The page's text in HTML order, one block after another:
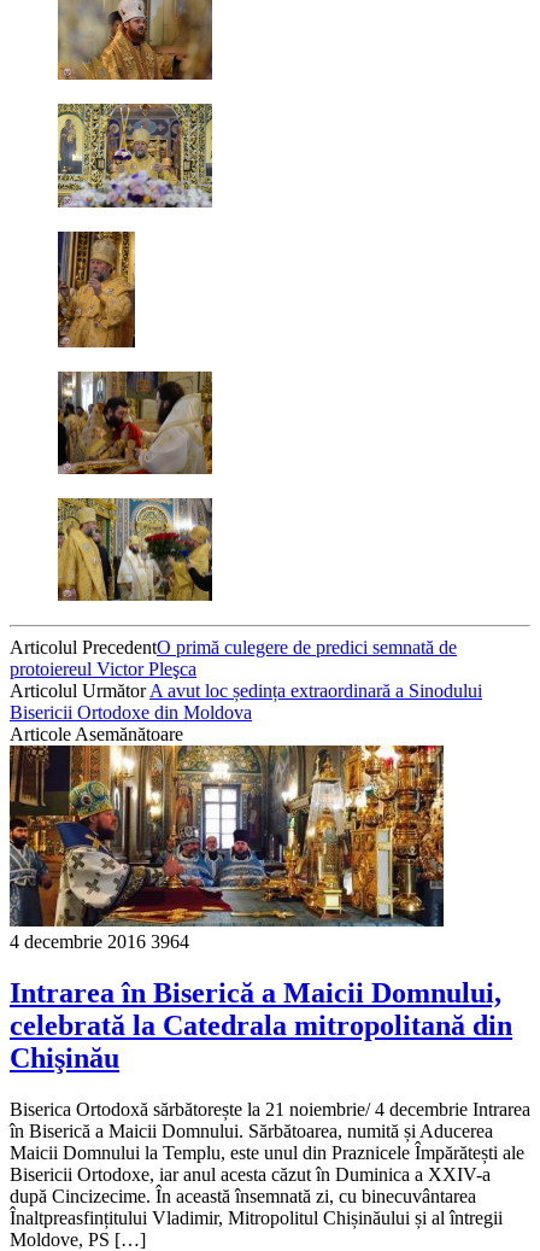
Articolul PrecedentO primă culegere de predici semnată de
protoiereul Victor Pleşca
Articolul UrmătorA avut loc ședința extraordinară a Sinodului
Bisericii Ortodoxe din Moldova
Articole Asemănătoare
4 decembrie 2016 3964
Intrarea în Biserică a Maicii Domnului,
celebrată la Catedrala mitropolitană din
Chişinău
Biserica Ortodoxă sărbătorește la 21 noiembrie/ 4 decembrie Intrarea
în Biserică a Maicii Domnului. Sărbătoarea, numită și Aducerea
Maicii Domnului la Templu, este unul din Praznicele Împărătești ale
Bisericii Ortodoxe, iar anul acesta căzut în Duminica a XXIV-a
după Cincizecime. În această însemnată zi, cu binecuvântarea
Înaltpreasfințitului Vladimir, Mitropolitul Chișinăului și al întregii
Moldove, PS […]